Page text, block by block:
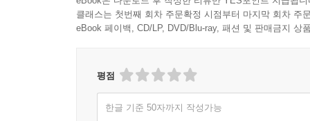
클래스는 첫번째 회차 주문확정 시점부터 마지막 회차 주
eBook 페이백, CD/LP, DVD/Blu-ray, 패션 및 판매금지 상
평점
한글 기준 50자까지 작성가능